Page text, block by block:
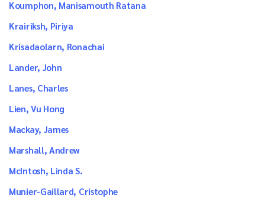
Koumphon, Manisamouth Ratana
Krairiksh, Piriya
Krisadaolarn, Ronachai
Lander, John
Lanes, Charles
Lien, Vu Hong
Mackay, James
Marshall, Andrew
McIntosh, Linda S.
Munier-Gaillard, Cristophe